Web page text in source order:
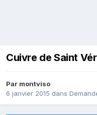
Cuivre de Saint
Par montviso
6 janvier 2015 dans